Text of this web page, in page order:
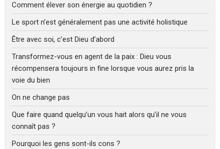
Comment élever son énergie au quotidien ?
Le sport n’est généralement pas une activité holistique
Être avec soi, c’est Dieu d’abord
Transformez-vous en agent de la paix : Dieu vous
récompensera toujours in fine lorsque vous aurez pris la
voie du bien
On ne change pas
Que faire quand quelqu’un vous hait alors qu’il ne vous
connaît pas ?
Pourquoi les gens sont-ils cons ?